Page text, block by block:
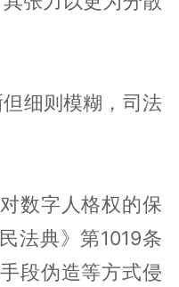
细则模糊，司法
数字人格权的保
法典》第1019条
段伪造等方式侵